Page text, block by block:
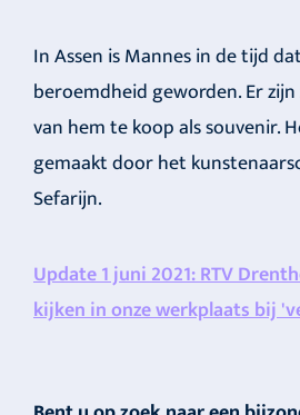
In Assen is Mannes in de tijd
beroemdheid geworden. Er
van hem te koop als souvenir.
gemaakt door het
Sefarijn.
Update 1 juni 2021: RTV
kijken in onze werkplaats bij